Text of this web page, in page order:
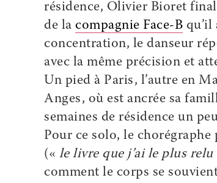
résidence, Olivier Bioret
de la compagnie Face-B qu’il
concentration, le danseur
avec la même précision et
Un pied à Paris, l’autre en
Anges, où est ancrée sa
semaines de résidence un
Pour ce solo, le
(« le livre que j’ai le plus relu
comment le corps se